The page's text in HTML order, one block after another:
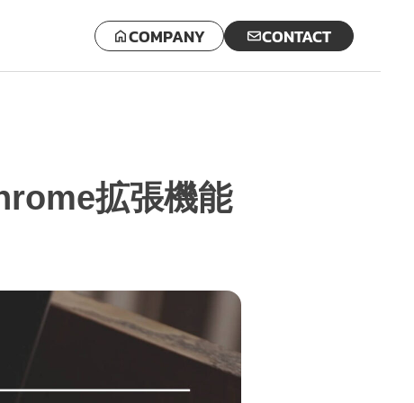
COMPANY CONTACT
拡張機能